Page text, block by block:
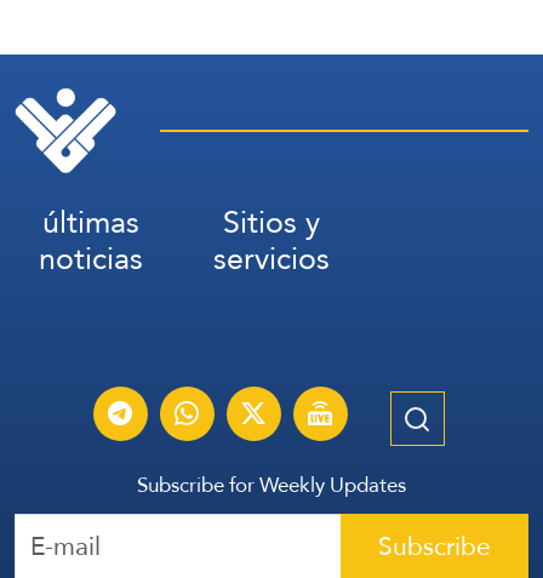
últimas
noticias
Sitios y
servicios
Subscribe for Weekly Updates
Subscribe